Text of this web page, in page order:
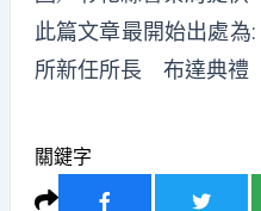
此篇文章最開始出處為:
所新任所長 布達典禮
關鍵字